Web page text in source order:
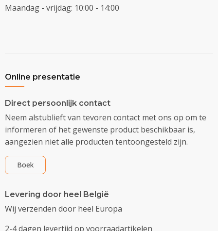
Maandag - vrijdag: 10:00 - 14:00
Online presentatie
Direct persoonlijk contact
Neem alstublieft van tevoren contact met ons op om te
informeren of het gewenste product beschikbaar is,
aangezien niet alle producten tentoongesteld zijn.
Boek
Levering door heel België
Wij verzenden door heel Europa
2-4 dagen levertijd op voorraadartikelen